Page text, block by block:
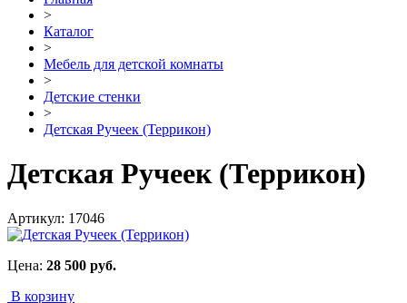
>
Каталог
>
Мебель для детской комнаты
>
Детские стенки
>
Детская Ручеек (Террикон)
Детская Ручеек (Террикон)
Артикул: 17046
Цена: 28 500 руб.
В корзину